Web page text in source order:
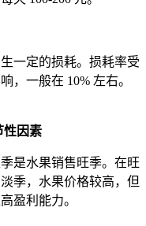
一定的损耗。损耗率受
，一般在 10% 左右。
性因素
是水果销售旺季。在旺
季，水果价格较高，但
盈利能力。